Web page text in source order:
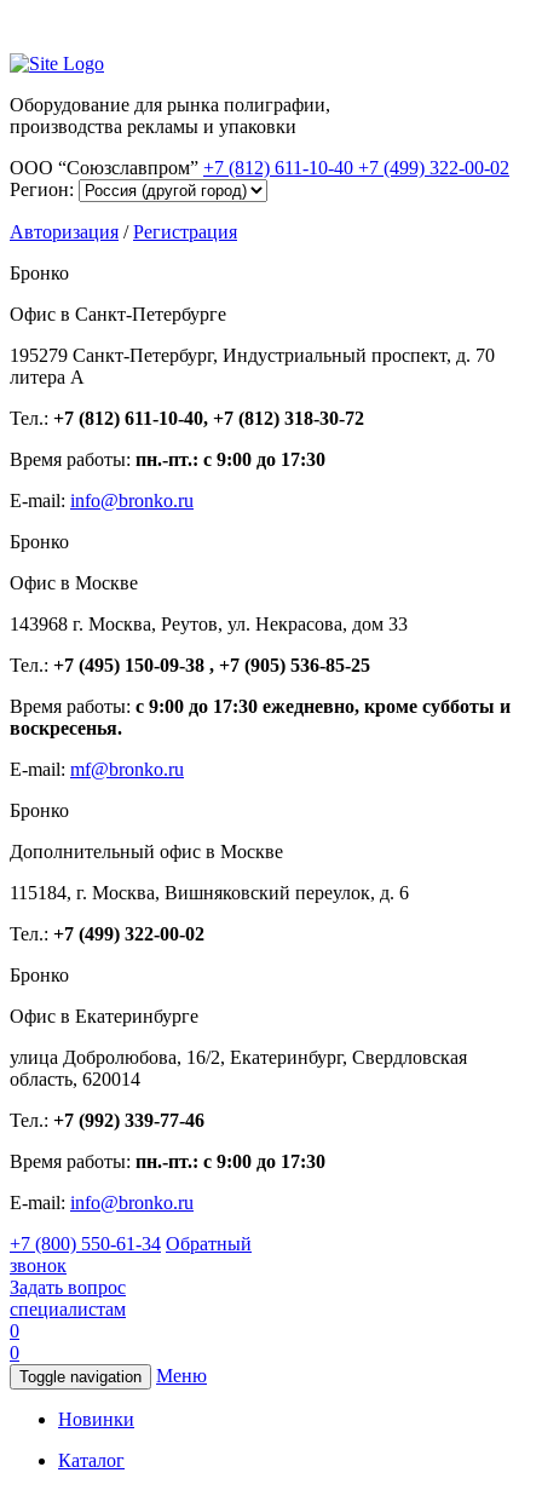
Оборудование для рынка полиграфии,
производства рекламы и упаковки
ООО “Союзславпром” +7 (812) 611-10-40 +7 (499) 322-00-02
Регион:
Авторизация /Регистрация
Бронко
Офис в Санкт-Петербурге
195279 Санкт-Петербург, Индустриальный проспект, д. 70
литера А
Тел.: +7 (812) 611-10-40, +7 (812) 318-30-72
Время работы: пн.-пт.: с 9:00 до 17:30
E-mail: info@bronko.ru
Бронко
Офис в Москве
143968 г. Москва, Реутов, ул. Некрасова, дом 33
Тел.: +7 (495) 150-09-38 , +7 (905) 536-85-25
Время работы: с 9:00 до 17:30 ежедневно, кроме субботы и
воскресенья.
E-mail: mf@bronko.ru
Бронко
Дополнительный офис в Москве
115184, г. Москва, Вишняковский переулок, д. 6
Тел.: +7 (499) 322-00-02
Бронко
Офис в Екатеринбурге
улица Добролюбова, 16/2, Екатеринбург, Свердловская
область, 620014
Тел.: +7 (992) 339-77-46
Время работы: пн.-пт.: с 9:00 до 17:30
E-mail: info@bronko.ru
+7 (800) 550-61-34 Обратный
звонок
Задать вопрос
специалистам
0
0
Toggle navigation Меню
Новинки
Каталог